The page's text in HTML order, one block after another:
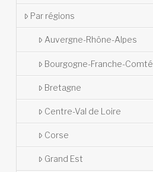
Par régions
Auvergne-Rhône-Alpes
Bourgogne-Franche-Comté
Bretagne
Centre-Val de Loire
Corse
Grand Est